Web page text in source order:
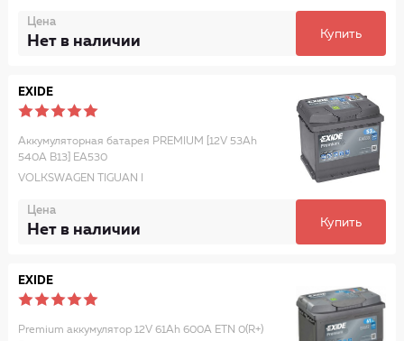
Цена
Нет в наличии Купить
EXIDE
Аккумуляторная батарея PREMIUM [12V 53Ah
540A B13] EA530
VOLKSWAGEN TIGUAN I
Цена
Нет в наличии Купить
EXIDE
Premium аккумулятор 12V 61Ah 600A ETN 0(R+)